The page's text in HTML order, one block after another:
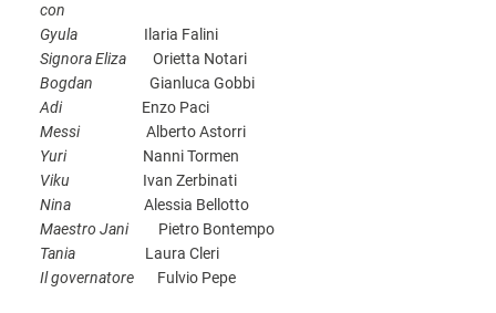
con
Gyula Ilaria Falini
Signora Eliza Orietta Notari
Bogdan Gianluca Gobbi
Adi Enzo Paci
Messi Alberto Astorri
Yuri Nanni Tormen
Viku Ivan Zerbinati
Nina Alessia Bellotto
Maestro Jani Pietro Bontempo
Tania Laura Cleri
Il governatore Fulvio Pepe